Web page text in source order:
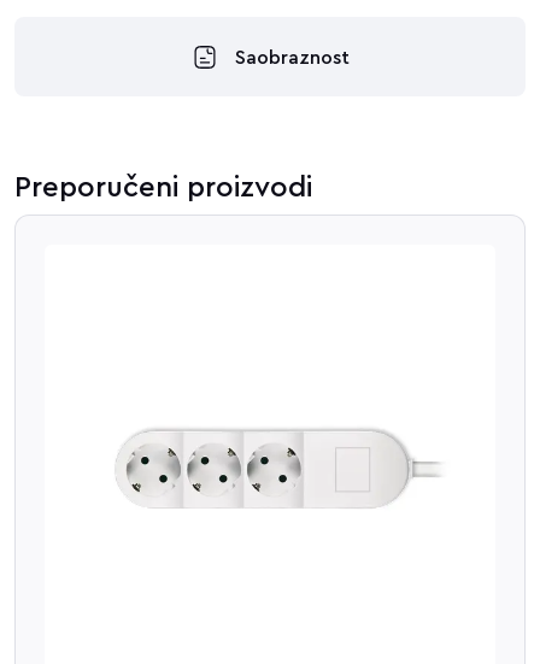
Saobraznost
Preporučeni proizvodi